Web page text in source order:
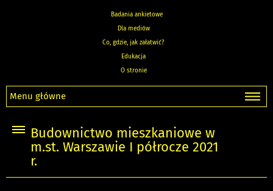
Badania ankietowe
Dla mediów
Co, gdzie, jak załatwić?
Edukacja
O stronie
Menu główne
Budownictwo mieszkaniowe w
m.st. Warszawie I półrocze 2021
r.